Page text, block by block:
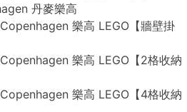
丹麥樂高
樂高 LEGO【牆壁掛
樂高 LEGO【2格收納
樂高 LEGO【4格收納